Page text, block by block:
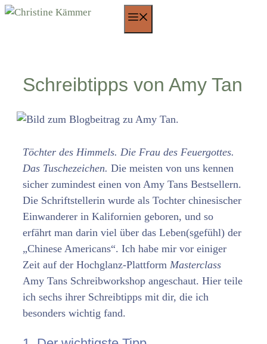
Zum
Schreibtipps von Amy Tan
Töchter des Himmels. Die Frau des Feuergottes.
Das Tuschezeichen. Die meisten von uns kennen
sicher zumindest einen von Amy Tans Bestsellern.
Die Schriftstellerin wurde als Tochter chinesischer
Einwanderer in Kalifornien geboren, und so
erfährt man darin viel über das Leben(sgefühl) der
„Chinese Americans“. Ich habe mir vor einiger
Zeit auf der Hochglanz-Plattform Masterclass
Amy Tans Schreibworkshop angeschaut. Hier teile
ich sechs ihrer Schreibtipps mit dir, die ich
besonders wichtig fand.